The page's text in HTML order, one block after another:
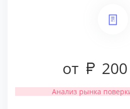
от 200
Анализ рынка